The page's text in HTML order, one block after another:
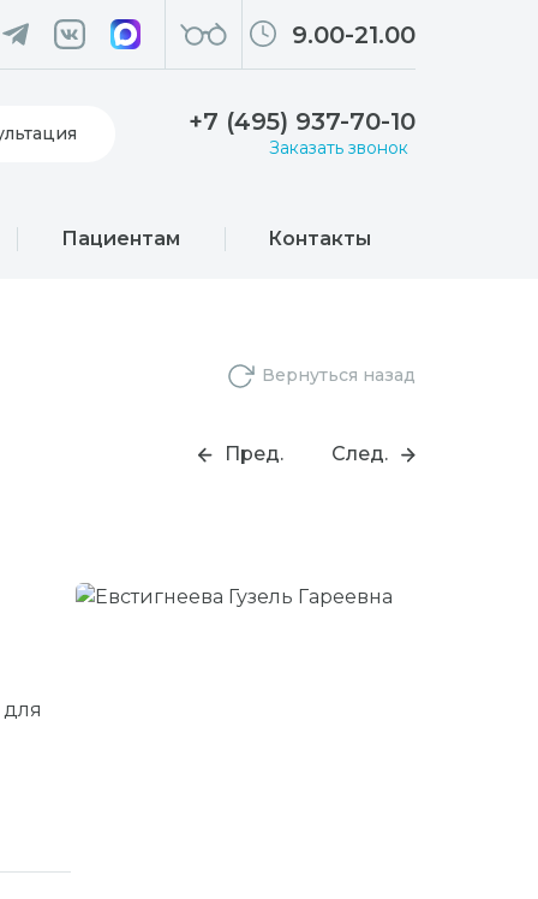
9.00-21.00
+7 (495) 937-70-10
Заказать звонок
Пациентам Контакты
Вернуться назад
Пред. След.